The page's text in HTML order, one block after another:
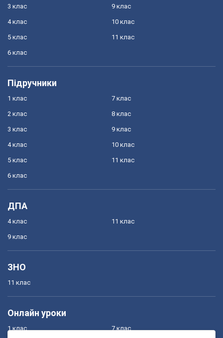
3 клас
4 клас
5 клас
6 клас
9 клас
10 клас
11 клас
Підручники
1 клас
2 клас
3 клас
4 клас
5 клас
6 клас
7 клас
8 клас
9 клас
10 клас
11 клас
ДПА
4 клас
9 клас
11 клас
ЗНО
11 клас
Онлайн уроки
1 клас 7 клас